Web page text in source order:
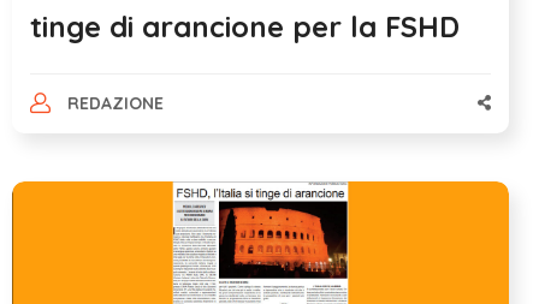
tinge di arancione per la FSHD
REDAZIONE